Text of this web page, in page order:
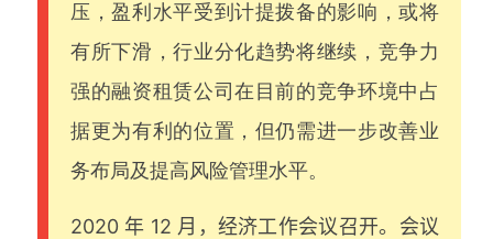
压，盈利水平受到计提拨备的影响，或将
有所下滑，行业分化趋势将继续，竞争力
强的融资租赁公司在目前的竞争环境中占
据更为有利的位置，但仍需进一步改善业
务布局及提高风险管理水平。
2020 年 12 月，经济工作会议召开。会议